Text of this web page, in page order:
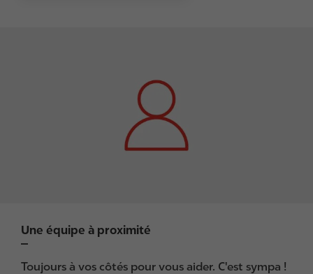
Une équipe à proximité
Toujours à vos côtés pour vous aider. C'est sympa !